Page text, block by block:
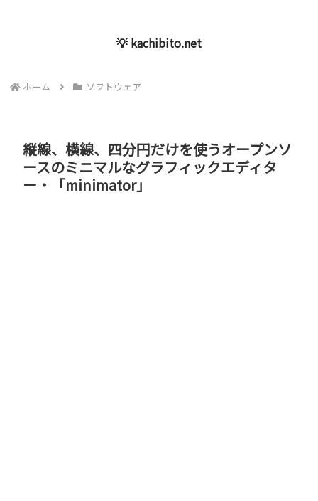
💡 kachibito.net
ホーム ソフトウェア
縦線、横線、四分円だけを使うオープンソ
ースのミニマルなグラフィックエディタ
ー・「minimator」